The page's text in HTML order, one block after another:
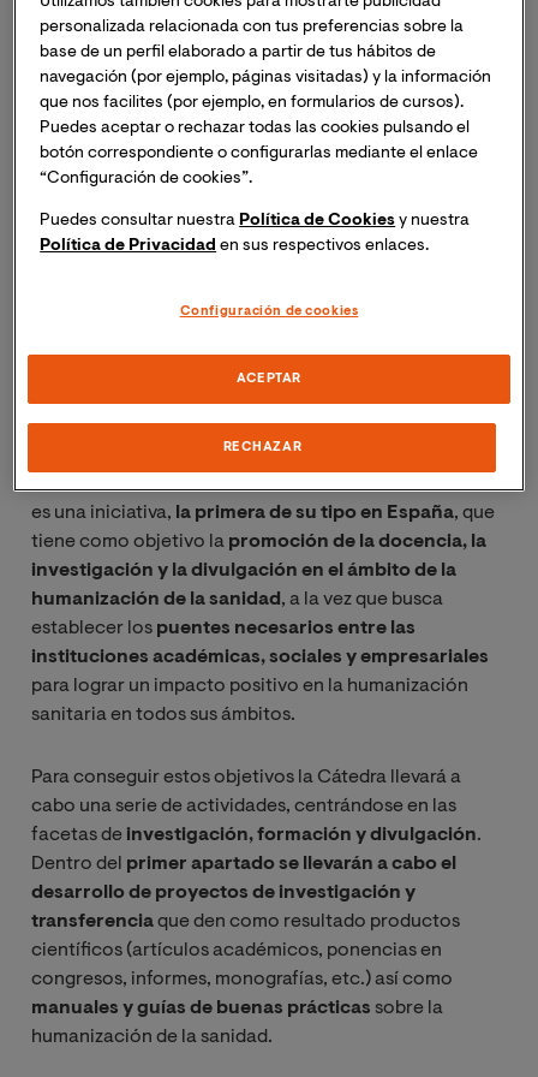
convenio de colaboración entre las tres entidades.
La Humanización de la Asistencia Sanitaria es una de
las grandes tendencias en el ámbito de la sanidad, y su
relevancia se ha visto evidenciada por la crisis de la
COVID19. Consiste en la implementación de acciones
encaminadas al desarrollo de una
personalizada y centrada en el paciente, su familia y
los profesionales, con el fin de dar respuesta no solo a
atender a su ámbito emocional, social y familiar
personal sanitario.
es una iniciativa, la primera de su tipo en España, que
tiene como objetivo la promoción de la docencia, la
investigación y la divulgación en el ámbito de la
humanización de la sanidad , a la vez que busca
establecer los puentes necesarios entre las
instituciones académicas, sociales y empresariales
para lograr un impacto positivo en la humanización
sanitaria en todos sus ámbitos.
Para conseguir estos objetivos la Cátedra llevará a
cabo una serie de actividades, centrándose en las
facetas de investigación, formación y divulgación.
Dentro del primer apartado se llevarán a cabo el
desarrollo de proyectos de investigación y
transferenciaque den como resultado productos
científicos (artículos académicos, ponencias en
congresos, informes, monografías, etc.) así como
manuales y guías de buenas prácticas sobre la
humanización de la sanidad.
personalizada relacionada con tus preferencias sobre la
base de un perfil elaborado a partir de tus hábitos de
navegación (por ejemplo, páginas visitadas) y la información
que nos facilites (por ejemplo, en formularios de cursos).
Puedes aceptar o rechazar todas las cookies pulsando el
botón correspondiente o configurarlas mediante el enlace
“Configuración de cookies”.
Puedes consultar nuestra Política de Cookies y nuestra
Política de Privacidad en sus respectivos enlaces.
Configuración de cookies
RECHAZAR
ACEPTAR